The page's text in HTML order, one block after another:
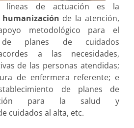
de actuación es la
de la atención,
metodológico para el
de planes de cuidados
a las necesidades,
de las personas atendidas;
de enfermera referente; e
de planes de
para la salud y
cuidados al alta, etc.